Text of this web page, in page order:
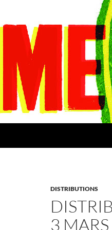
DISTRIBUTIONS
3